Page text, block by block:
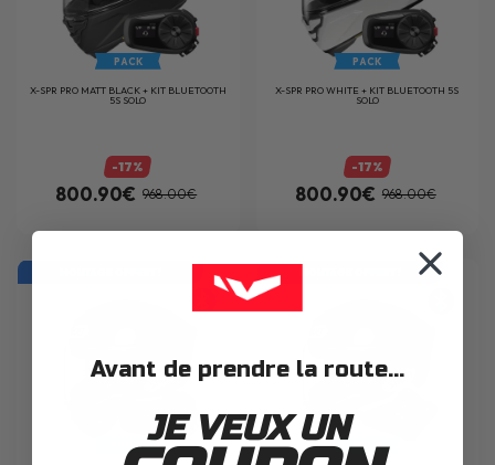
PACK
X-SPR PRO MATT BLACK + KIT BLUETOOTH
5S SOLO
-17%
800.90€ 968.00€
PACK
X-SPR PRO WHITE + KIT BLUETOOTH 5S
SOLO
-17%
800.90€ 968.00€
PACK PACK
Avant de prendre la route...
JE VEUX UN